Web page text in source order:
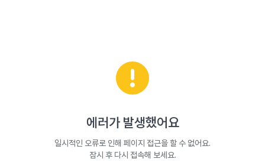
에러가 발생했어요
일시적인 오류로 인해 페이지 접근을 할 수 없어요.
잠시 후 다시 접속해 보세요.